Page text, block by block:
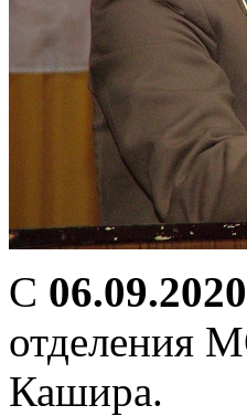
С
отделения
Кашира.